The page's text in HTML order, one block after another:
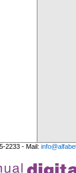
2233 - Mail: